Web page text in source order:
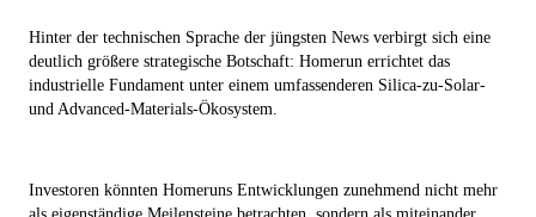
Hinter der technischen Sprache der jüngsten News verbirgt sich eine
deutlich größere strategische Botschaft: Homerun errichtet das
industrielle Fundament unter einem umfassenderen Silica-zu-Solar-
und Advanced-Materials-Ökosystem.
Investoren könnten Homeruns Entwicklungen zunehmend nicht mehr